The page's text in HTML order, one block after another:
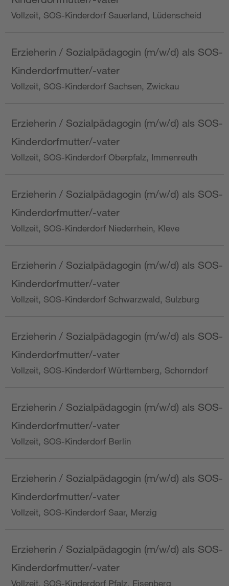
Vollzeit, SOS-Kinderdorf Sauerland, Lüdenscheid
Erzieherin / Sozialpädagogin (m/w/d) als SOS-
Kinderdorfmutter/-vater
Vollzeit, SOS-Kinderdorf Sachsen, Zwickau
Erzieherin / Sozialpädagogin (m/w/d) als SOS-
Kinderdorfmutter/-vater
Vollzeit, SOS-Kinderdorf Oberpfalz, Immenreuth
Erzieherin / Sozialpädagogin (m/w/d) als SOS-
Kinderdorfmutter/-vater
Vollzeit, SOS-Kinderdorf Niederrhein, Kleve
Erzieherin / Sozialpädagogin (m/w/d) als SOS-
Kinderdorfmutter/-vater
Vollzeit, SOS-Kinderdorf Schwarzwald, Sulzburg
Erzieherin / Sozialpädagogin (m/w/d) als SOS-
Kinderdorfmutter/-vater
Vollzeit, SOS-Kinderdorf Württemberg, Schorndorf
Erzieherin / Sozialpädagogin (m/w/d) als SOS-
Kinderdorfmutter/-vater
Vollzeit, SOS-Kinderdorf Berlin
Erzieherin / Sozialpädagogin (m/w/d) als SOS-
Kinderdorfmutter/-vater
Vollzeit, SOS-Kinderdorf Saar, Merzig
Erzieherin / Sozialpädagogin (m/w/d) als SOS-
Kinderdorfmutter/-vater
Vollzeit, SOS-Kinderdorf Pfalz, Eisenberg